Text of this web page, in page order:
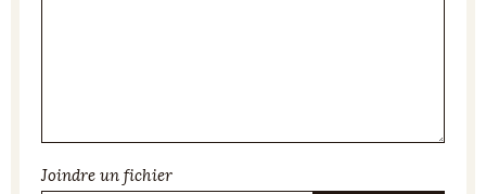
Joindre un fichier